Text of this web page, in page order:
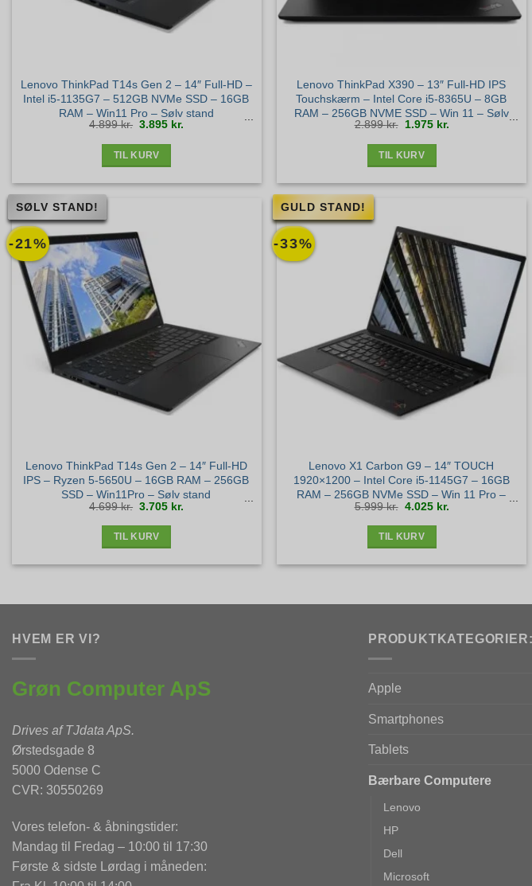
Lenovo ThinkPad T14s Gen 2 – 14″ Full-HD –
Intel i5-1135G7 – 512GB NVMe SSD – 16GB
RAM – Win11 Pro – Sølv stand
4.899kr. Den
oprindelige
pris
3.895 kr.
TIL KURV
Lenovo ThinkPad X390 – 13″ Full-HD IPS
Touchskærm – Intel Core i5-8365U – 8GB
RAM – 256GB NVME SSD – Win 11 – Sølv
stand
2.899kr. Den
oprindelige
pris
1.975 kr.aktuelle
pris
TIL KURV
-21%
SØLV STAND!
Lenovo ThinkPad T14s Gen 2 – 14″ Full-HD
IPS – Ryzen 5-5650U – 16GB RAM – 256GB
SSD – Win11Pro – Sølv stand
4.699kr. Den
oprindelige
pris
3.705 kr.
TIL KURV
-33%
GULD STAND!
Lenovo X1 Carbon G9 – 14″ TOUCH
1920×1200 – Intel Core i5-1145G7 – 16GB
RAM – 256GB NVMe SSD – Win 11 Pro –
Guld stand
5.999kr. Den
oprindelige
pris
4.025 kr.aktuelle
pris
TIL KURV
HVEM ER VI?
Grøn Computer ApS
Drives afTJdata ApS.
Ørstedsgade 8
5000 Odense C
CVR: 30550269
Vores telefon- & åbningstider:
Mandag til Fredag – 10:00 til 17:30
Første & sidste Lørdag i måneden:
PRODUKTKATEGORIER:
Apple
Smartphones
Tablets
Bærbare Computere
Lenovo
HP
Dell
Microsoft